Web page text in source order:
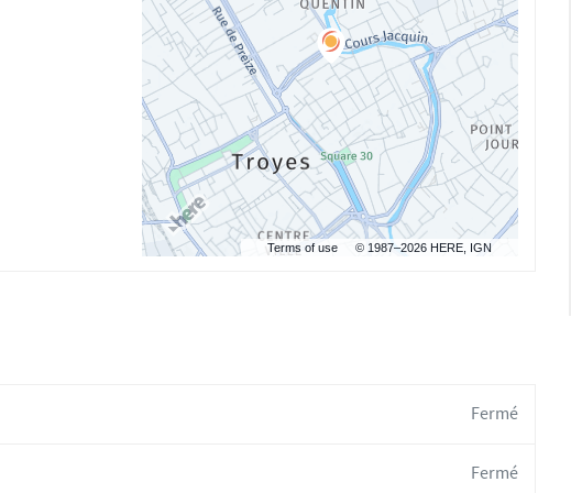
Terms of use © 1987–2026 HERE, IGN
Fermé
Fermé